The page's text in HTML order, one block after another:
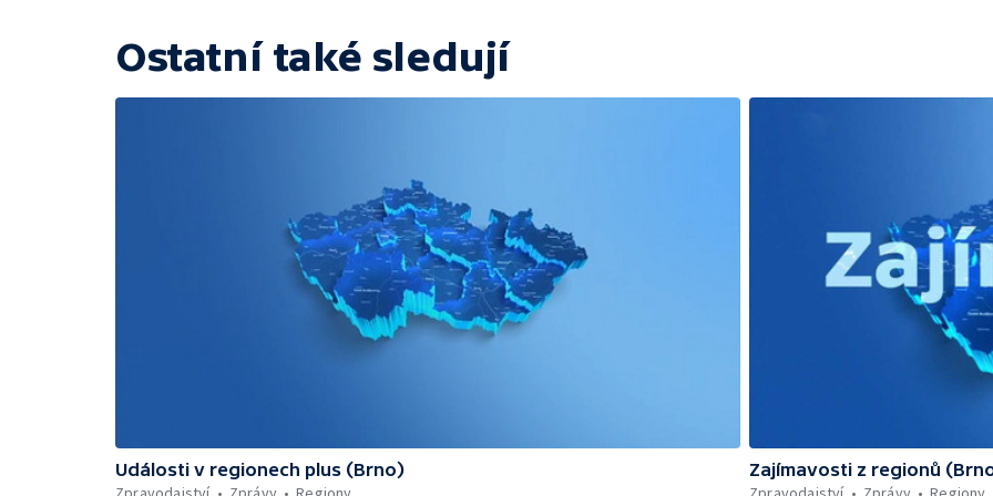
Ostatní také sledují
Události v regionech plus (Brno)
Zajímavosti z regionů